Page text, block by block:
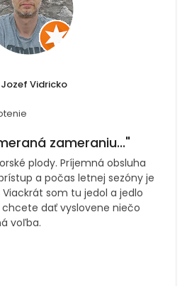
Jozef Vidricko
zameraniu..."
plody. Príjemná obsluha
a počas letnej sezóny je
som tu jedol a jedlo
chcete dať vyslovene niečo
voľba.